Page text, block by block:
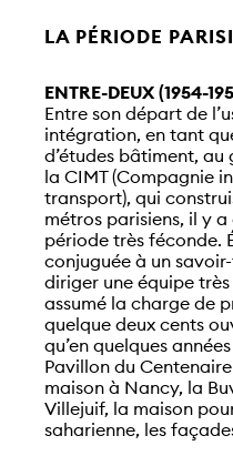
LA PÉRIODE
ENTRE-DEUX (1954-
Entre son départ de
intégration, en tant
d’études bâtiment,
la CIMT (Compagnie
transport), qui
métros parisiens, il y
période très féconde.
conjuguée à un
diriger une équipe
assumé la charge de
quelque deux cents
qu’en quelques
Pavillon du
maison à Nancy, la
Villejuif, la maison
saharienne, les